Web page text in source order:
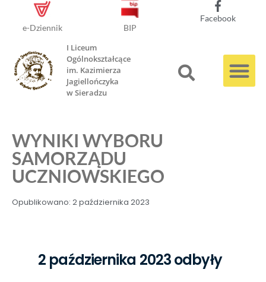
e-Dziennik BIP
Facebook
I Liceum
Ogólnokształcące
im. Kazimierza
Jagiellończyka
w Sieradzu
WYNIKI WYBORU
SAMORZĄDU
UCZNIOWSKIEGO
Opublikowano: 2 października 2023
2 października 2023 odbyły